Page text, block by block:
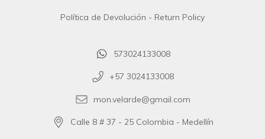
Política de Devolución - Return Policy
573024133008
+57 3024133008
mon.velarde@gmail.com
Calle 8 # 37 - 25 Colombia - Medellín